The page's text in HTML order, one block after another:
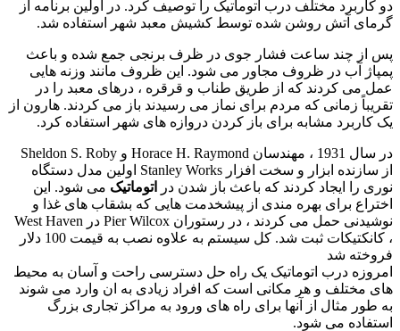
دو کاربرد مختلف درب اتوماتیک را توصیف کرد. در اولین برنامه از
گرمای آتش روشن شده توسط کشیش معبد شهر استفاده شد.
پس از چند ساعت فشار جوی در ظرف برنجی جمع شده و باعث
پمپاژ آب در ظروف مجاور می شود. این ظروف مانند وزنه هایی
عمل می کردند که از طریق طناب و قرقره ، درهای معبد را در
تقریباً زمانی که مردم برای نماز می رسیدند باز می کردند. هارون از
یک کاربرد مشابه برای باز کردن دروازه های شهر استفاده کرد.
در سال 1931 ، مهندسان Horace H. Raymond و Sheldon S. Roby
از سازنده ابزار و سخت افزار Stanley Works اولین مدل دستگاه
نوری را ایجاد کردند که باعث باز شدن در
اتوماتیک می شود. این
اختراع برای بهره مندی از پیشخدمت هایی که بشقاب های غذا و
نوشیدنی حمل می کردند ، در رستوران Pier Wilcox در West Haven
، کانکتیکات ثبت شد. کل سیستم به علاوه نصب به قیمت 100 دلار
فروخته شد
امروزه درب اتوماتیک یک راه حل دسترسی راحت و آسان به محیط
های مختلف و هر مکانی است که افراد زیادی به ان وارد می شوند
به طور مثال از آنها برای راه های ورود به مراکز تجاری بزرگ
استفاده می شود.